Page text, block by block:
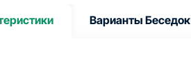
Варианты Беседок